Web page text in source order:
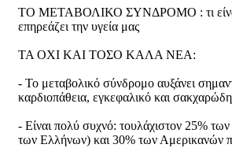
ΤΟ ΜΕΤΑΒΟΛΙΚΟ ΣΥΝΔΡΟΜΟ : τι
επηρεάζει την υγεία μας
ΤΑ ΟΧΙ ΚΑΙ ΤΟΣΟ ΚΑΛΑ ΝΕΑ:
- Το μεταβολικό σύνδρομο αυξάνει
καρδιοπάθεια, εγκεφαλικό και
- Είναι πολύ συχνό: τουλάχιστον 25%
των Ελλήνων) και 30% των Αμερικανών